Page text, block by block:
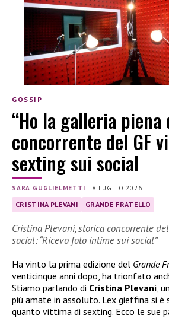
GOSSIP
“Ho la galleria piena
concorrente del GF
sexting sui social
SARA GUGLIELMETTI | 8 LUGLIO 2026
CRISTINA PLEVANI GRANDE FRATELLO
Cristina Plevani, storica concorrente
social: “Ricevo foto intime sui social”
Ha vinto la prima edizione del Grande
venticinque anni dopo, ha trionfato
Stiamo parlando di Cristina Plevani ,
più amate in assoluto. L’ex gieffina si
quanto vittima di sexting. Ecco le sue